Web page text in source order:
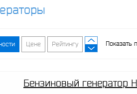
Цене Рейтингу Показать
Бензиновый генератор